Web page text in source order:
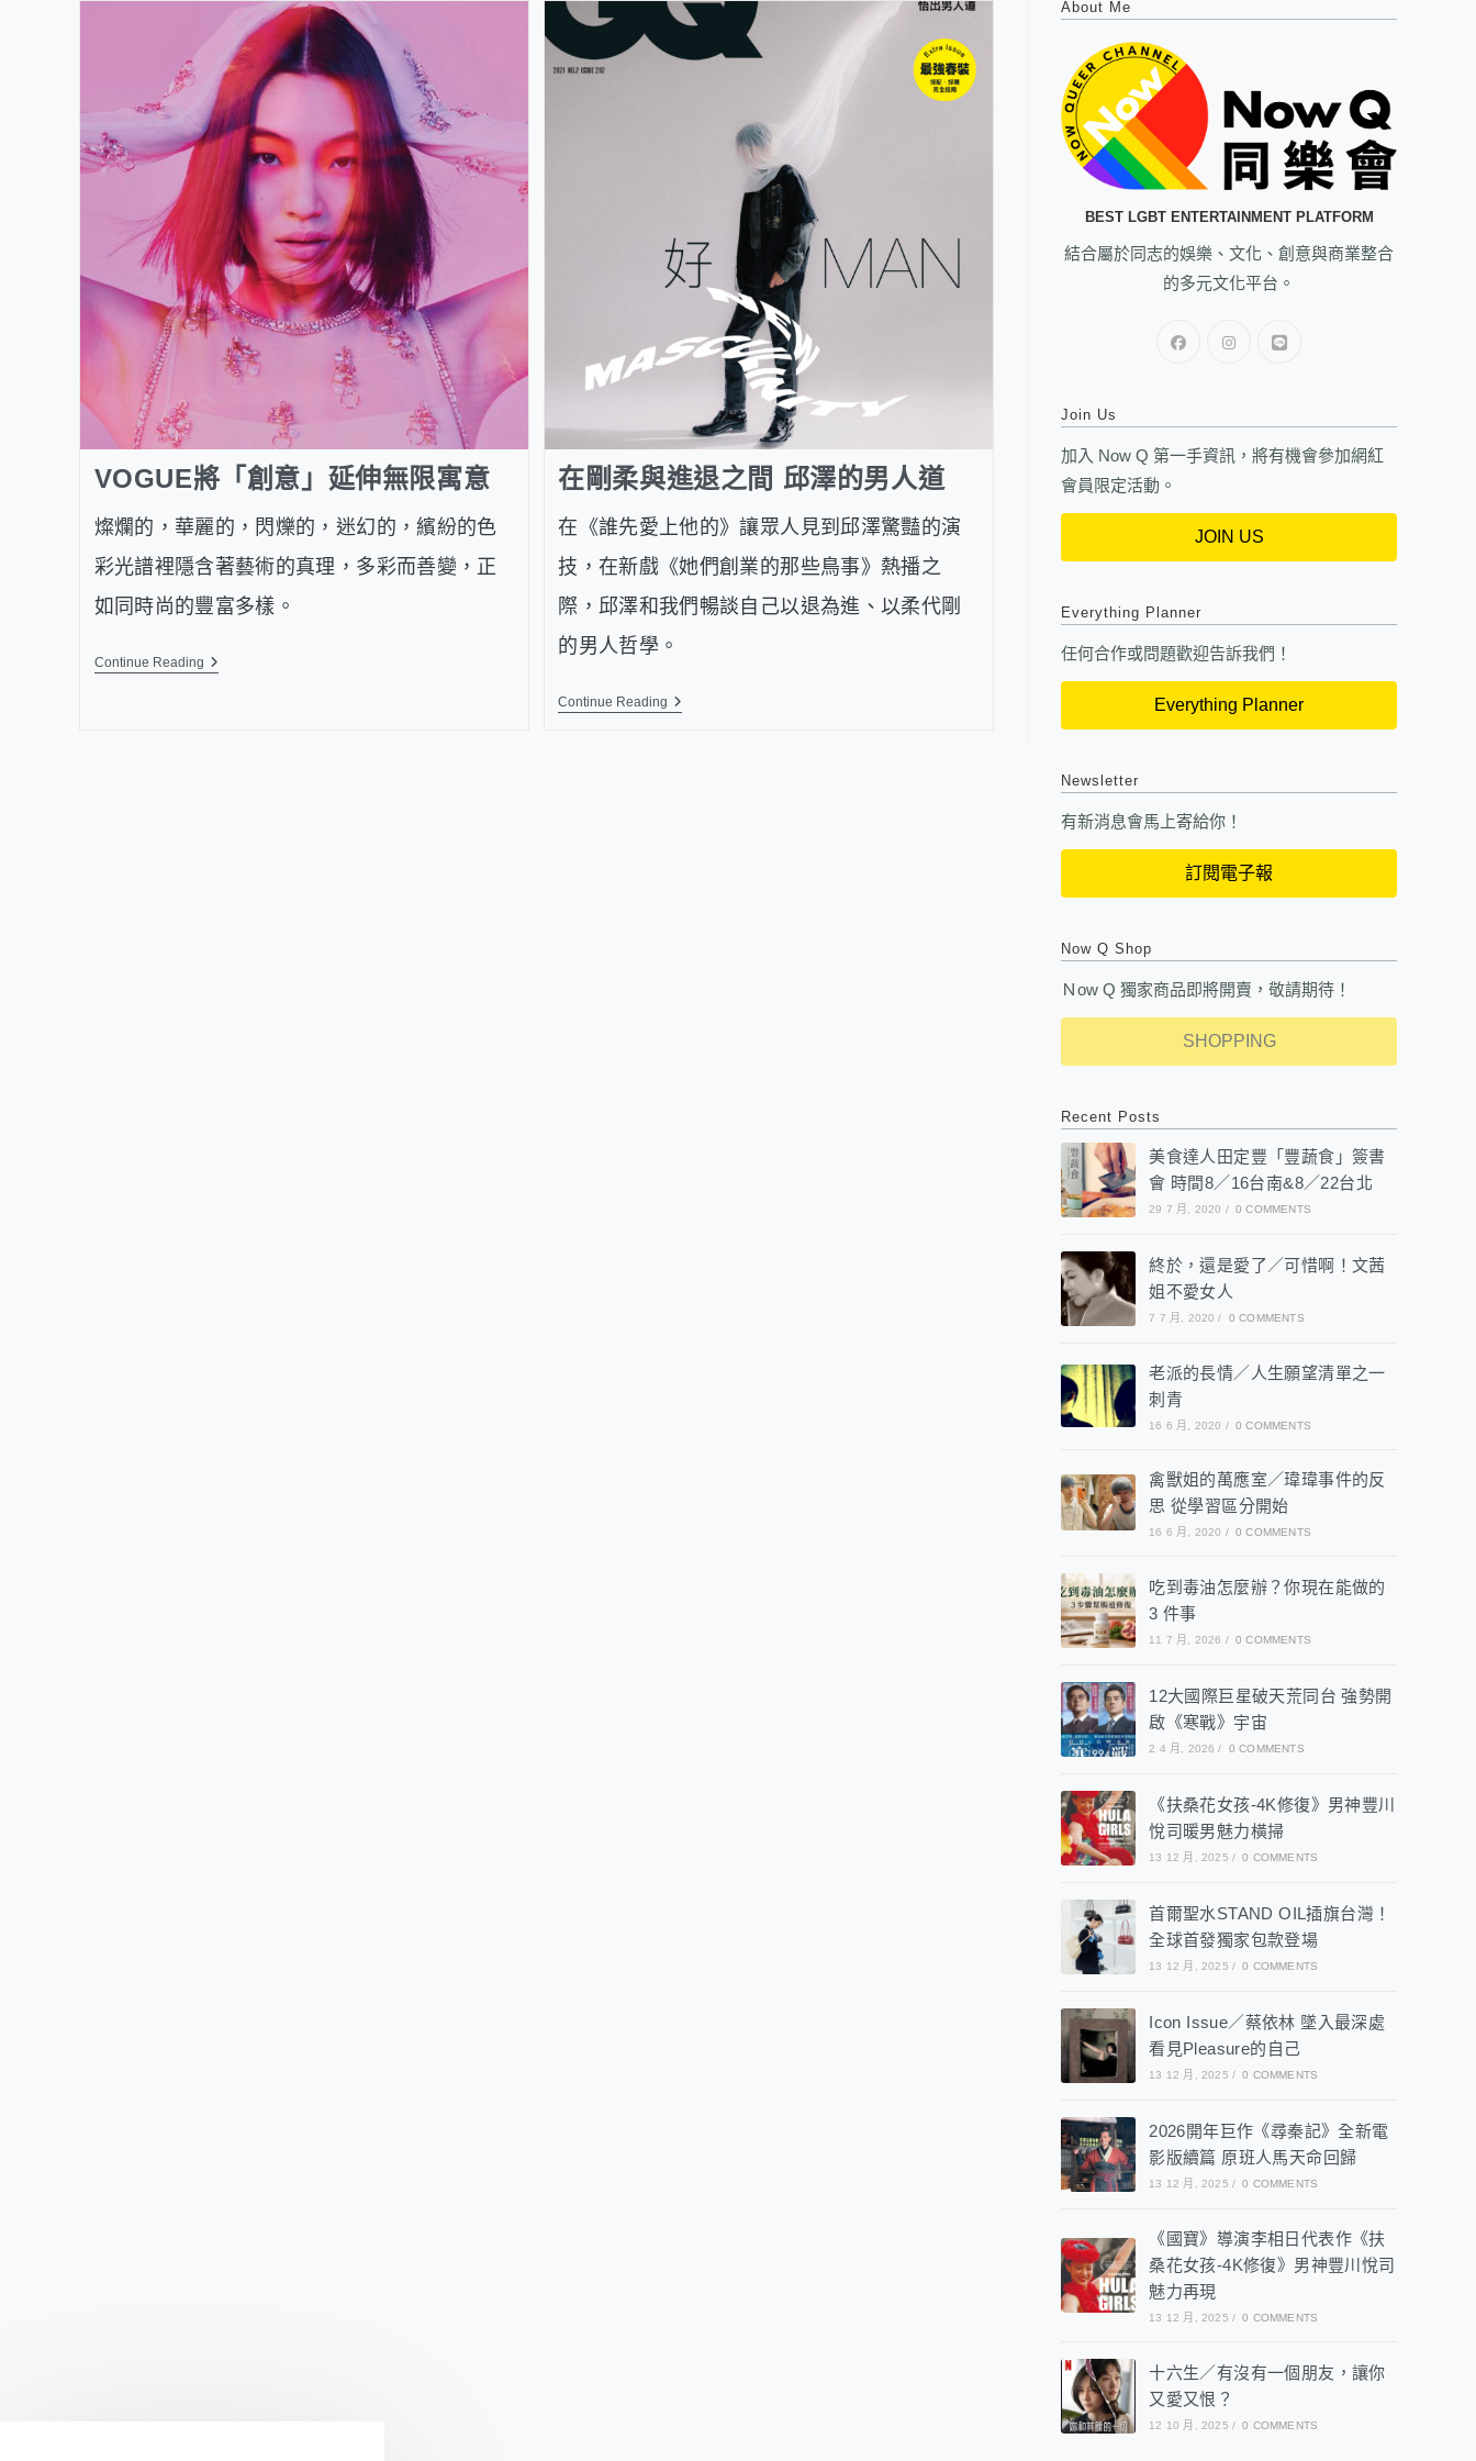
VOGUE將「創意」延伸無限寓意
燦爛的，華麗的，閃爍的，迷幻的，繽紛的色
彩光譜裡隱含著藝術的真理，多彩而善變，正
如同時尚的豐富多樣。
Continue Reading
在剛柔與進退之間 邱澤的男人道
在《誰先愛上他的》讓眾人見到邱澤驚豔的演
技，在新戲《她們創業的那些鳥事》熱播之
際，邱澤和我們暢談自己以退為進、以柔代剛
的男人哲學。
Continue Reading
About Me
BEST LGBT ENTERTAINMENT PLATFORM
結合屬於同志的娛樂、文化、創意與商業整合
的多元文化平台。
Join Us
加入 Now Q 第一手資訊，將有機會參加網紅
會員限定活動。
JOIN US
Everything Planner
任何合作或問題歡迎告訴我們！
Everything Planner
Newsletter
有新消息會馬上寄給你！
訂閱電子報
Now Q Shop
Ｎow Q 獨家商品即將開賣，敬請期待！
SHOPPING
Recent Posts
美食達人田定豐「豐蔬食」簽書
會 時間8／16台南&8／22台北
29 7 月, 2020 / 0 COMMENTS
終於，還是愛了／可惜啊！文茜
姐不愛女人
7 7 月, 2020 / 0 COMMENTS
老派的長情／人生願望清單之一
刺青
16 6 月, 2020 / 0 COMMENTS
禽獸姐的萬應室／瑋瑋事件的反
思 從學習區分開始
16 6 月, 2020 / 0 COMMENTS
吃到毒油怎麼辦？你現在能做的
3 件事
11 7 月, 2026 / 0 COMMENTS
12大國際巨星破天荒同台 強勢開
啟《寒戰》宇宙
2 4 月, 2026 / 0 COMMENTS
《扶桑花女孩-4K修復》男神豐川
悅司暖男魅力橫掃
13 12 月, 2025 / 0 COMMENTS
首爾聖水STAND OIL插旗台灣！
全球首發獨家包款登場
13 12 月, 2025 / 0 COMMENTS
Icon Issue／蔡依林 墜入最深處
看見Pleasure的自己
13 12 月, 2025 / 0 COMMENTS
2026開年巨作《尋秦記》全新電
影版續篇 原班人馬天命回歸
13 12 月, 2025 / 0 COMMENTS
《國寶》導演李相日代表作《扶
桑花女孩-4K修復》男神豐川悅司
魅力再現
13 12 月, 2025 / 0 COMMENTS
十六生／有沒有一個朋友，讓你
又愛又恨？
12 10 月, 2025 / 0 COMMENTS